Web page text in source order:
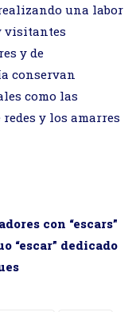
una labor
visitantes
y de
conservan
como las
y los amarres
con “escars”
“escar” dedicado